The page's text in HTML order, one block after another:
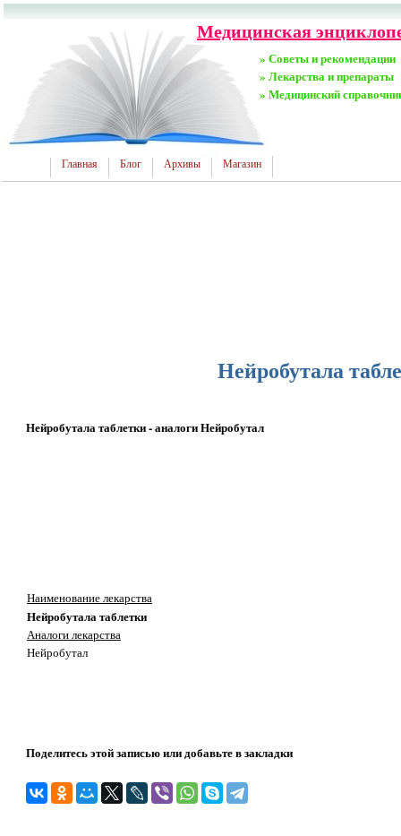
Медицинская
» Советы и рекомендации
» Лекарства и препараты
» Медицинский
Главная Блог Архивы Магазин
Нейробутала
Нейробутала таблетки - аналоги Нейробутал
Наименование лекарства
Нейробутала таблетки
Аналоги лекарства
Нейробутал
Поделитесь этой записью или добавьте в закладки